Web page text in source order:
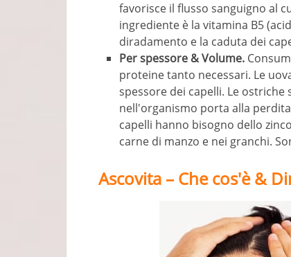
favorisce il flusso sanguigno al
ingrediente è la vitamina B5
diradamento e la caduta dei
Per spessore & Volume.
proteine ​​tanto necessari. Le
spessore dei capelli. Le ostriche
nell'organismo porta alla
capelli hanno bisogno dello
carne di manzo e nei granchi.
Ascovita – Che cos'è &